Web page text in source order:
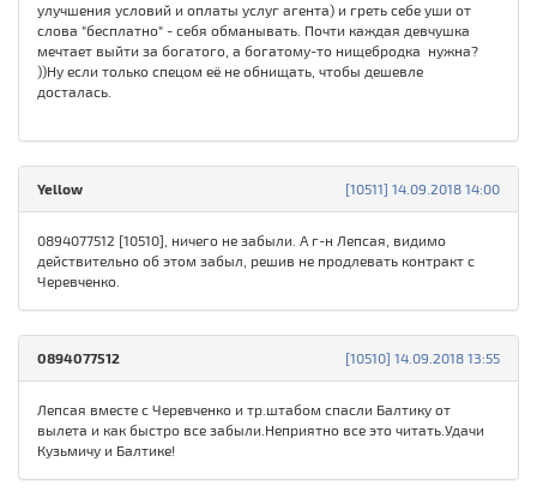
улучшения условий и оплаты услуг агента) и греть себе уши от
слова "бесплатно" - себя обманывать. Почти каждая девчушка
мечтает выйти за богатого, а богатому-то нищебродка нужна?
))Ну если только спецом её не обнищать, чтобы дешевле
досталась.
[10511] 14.09.2018 14:00
Yellow
0894077512 [10510], ничего не забыли. А г-н Лепсая, видимо
действительно об этом забыл, решив не продлевать контракт с
Черевченко.
[10510] 14.09.2018 13:55
0894077512
Лепсая вместе с Черевченко и тр.штабом спасли Балтику от
вылета и как быстро все забыли.Неприятно все это читать.Удачи
Кузьмичу и Балтике!